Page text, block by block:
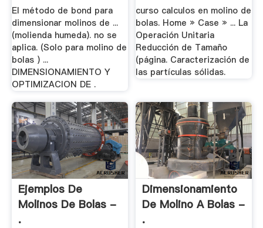
El método de bond para
dimensionar molinos de ...
(molienda humeda). no se
aplica. (Solo para molino de
bolas ) ...
DIMENSIONAMIENTO Y
OPTIMIZACION DE .
curso calculos en molino de
bolas. Home » Case » ... La
Operación Unitaria
Reducción de Tamaño
(página. Caracterización de
las partículas sólidas.
Ejemplos De
Molinos De Bolas -
.
Dimensionamiento
De Molino A Bolas -
.